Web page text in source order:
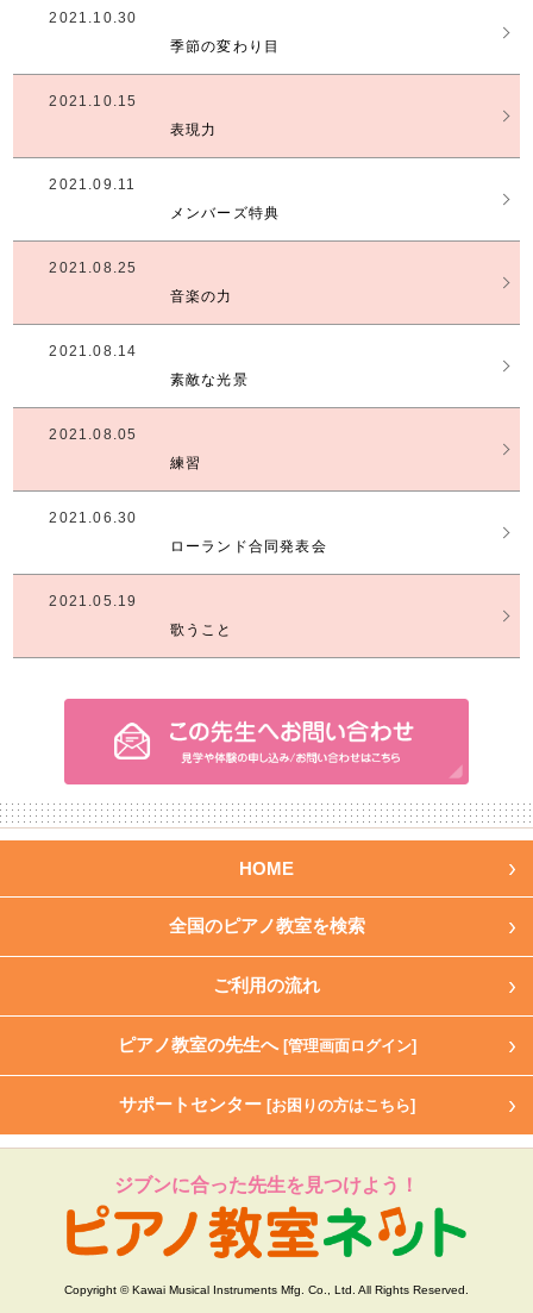
2021.10.30
季節の変わり目
2021.10.15
表現力
2021.09.11
メンバーズ特典
2021.08.25
音楽の力
2021.08.14
素敵な光景
2021.08.05
練習
2021.06.30
ローランド合同発表会
2021.05.19
歌うこと
HOME
全国のピアノ教室を検索
ご利用の流れ
ピアノ教室の先生へ [管理画面ログイン]
サポートセンター [お困りの方はこちら]
ジブンに合った先生を見つけよう！
Copyright © Kawai Musical Instruments Mfg. Co., Ltd. All Rights Reserved.